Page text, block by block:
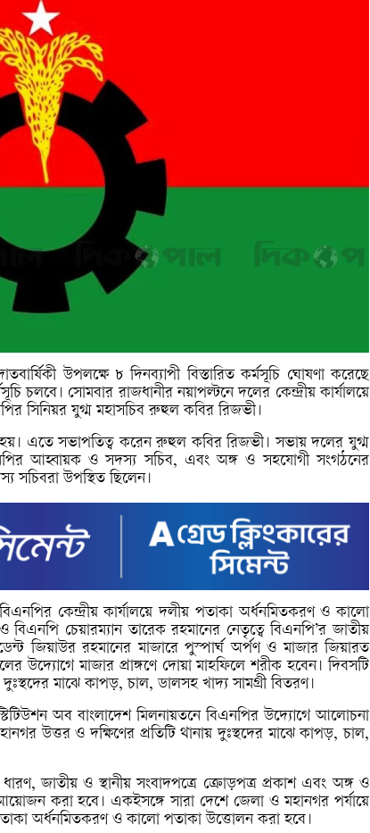
উপলক্ষে ৮ দিনব্যাপী বিস্তারিত কর্মসূচি ঘোষণা করেছে
চলবে। সোমবার রাজধানীর নয়াপল্টনে দলের কেন্দ্রীয় কার্যালয়ে
সিনিয়র যুগ্ম মহাসচিব রুহুল কবির রিজভী।
এতে সভাপতিত্ব করেন রুহুল কবির রিজভী। সভায় দলের যুগ্ম
আহ্বায়ক ও সদস্য সচিব, এবং অঙ্গ ও সহযোগী সংগঠনের
সচিবরা উপস্থিত ছিলেন।
কেন্দ্রীয় কার্যালয়ে দলীয় পতাকা অর্ধনমিতকরণ ও কালো
চেয়ারম্যান তারেক রহমানের নেতৃত্বে বিএনপি’র জাতীয়
জিয়াউর রহমানের মাজারে পুস্পার্ঘ অর্পণ ও মাজার জিয়ারত
উদ্যোগে মাজার প্রাঙ্গণে দোয়া মাহফিলে শরীক হবেন। দিবসটি
মাঝে কাপড়, চাল, ডালসহ খাদ্য সামগ্রী বিতরণ।
অব বাংলাদেশ মিলনায়তনে বিএনপির উদ্যোগে আলোচনা
উত্তর ও দক্ষিণের প্রতিটি থানায় দুঃস্থদের মাঝে কাপড়, চাল,
জাতীয় ও স্থানীয় সংবাদপত্রে ক্রোড়পত্র প্রকাশ এবং অঙ্গ ও
করা হবে। একইসঙ্গে সারা দেশে জেলা ও মহানগর পর্যায়ে
অর্ধনমিতকরণ ও কালো পতাকা উত্তোলন করা হবে।